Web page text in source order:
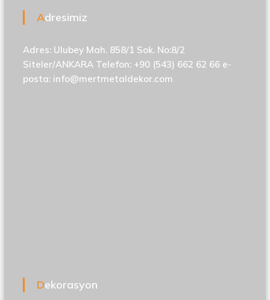
Adresimiz
Adres: Ulubey Mah. 858/1 Sok. No:8/2
Siteler/ANKARA Telefon: +90 (543) 662 62 66 e-
posta: info@mertmetaldekor.com
Dekorasyon